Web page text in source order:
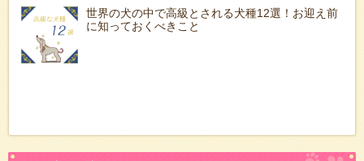
世界の犬の中で高級とされる犬種12選！お迎え前
に知っておくべきこと